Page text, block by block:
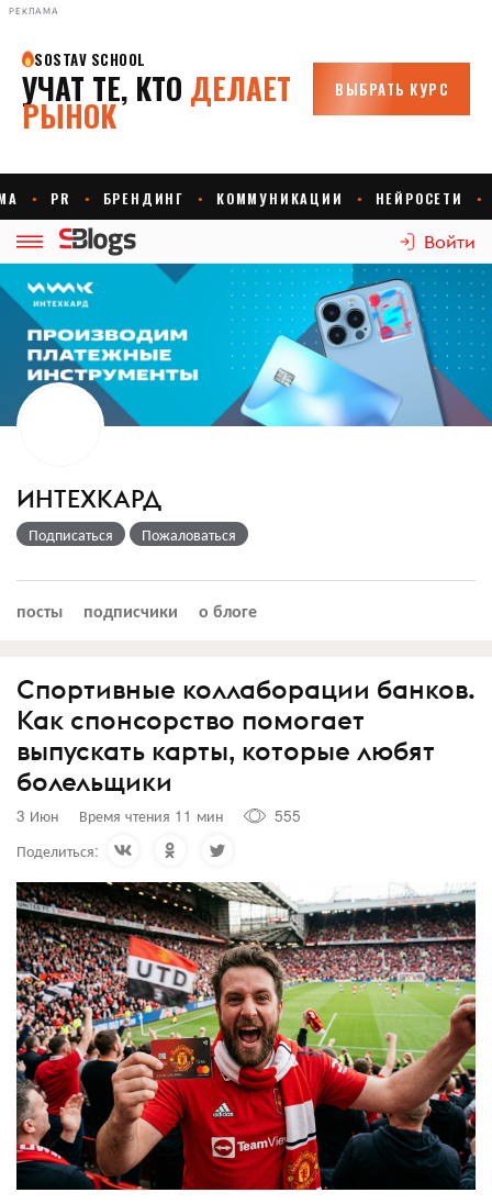
РЕКЛАМА
Войти
ИНТЕХКАРД
Подписаться Пожаловаться
посты подписчики о блоге
Спортивные коллаборации банков.
Как спонсорство помогает
выпускать карты, которые любят
болельщики
3 Июн Время чтения 11 мин
555
Поделиться: